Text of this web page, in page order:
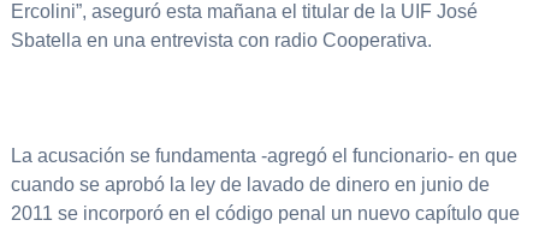
Ercolini”, aseguró esta mañana el titular de la UIF José
Sbatella en una entrevista con radio Cooperativa.
La acusación se fundamenta -agregó el funcionario- en que
cuando se aprobó la ley de lavado de dinero en junio de
2011 se incorporó en el código penal un nuevo capítulo que